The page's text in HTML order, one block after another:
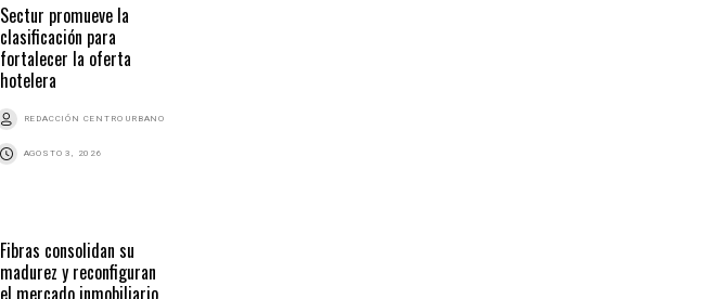
Sectur promueve la
clasificación para
fortalecer la oferta
hotelera
REDACCIÓN CENTRO URBANO
AGOSTO 3, 2026
Fibras consolidan su
madurez y reconfiguran
el mercado inmobiliario